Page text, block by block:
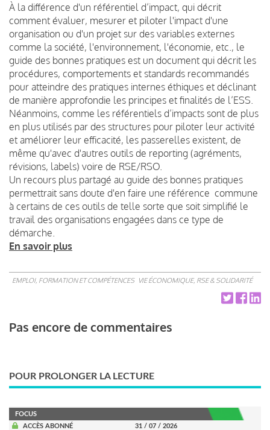
À la différence d'un référentiel d’impact, qui décrit
comment évaluer, mesurer et piloter l'impact d'une
organisation ou d'un projet sur des variables externes
comme la société, l'environnement, l'économie, etc., le
guide des bonnes pratiques est un document qui décrit les
procédures, comportements et standards recommandés
pour atteindre des pratiques internes éthiques et déclinant
de manière approfondie les principes et finalités de l’ESS.
Néanmoins, comme les référentiels d’impacts sont de plus
en plus utilisés par des structures pour piloter leur activité
et améliorer leur efficacité, les passerelles existent, de
même qu'avec d'autres outils de reporting (agréments,
révisions, labels) voire de RSE/RSO.
Un recours plus partagé au guide des bonnes pratiques
permettrait sans doute d'en faire une référence commune
à certains de ces outils de telle sorte que soit simplifié le
travail des organisations engagées dans ce type de
démarche.
En savoir plus
EMPLOI, FORMATION ET COMPÉTENCES VIE ÉCONOMIQUE, RSE & SOLIDARITÉ
Pas encore de commentaires
POUR PROLONGER LA LECTURE
FOCUS
ACCÈS ABONNÉ
31 / 07 / 2026